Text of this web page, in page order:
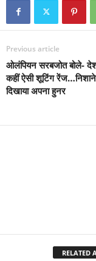
Previous article
ओलंपियन सरबजोत बोले-
कहीं ऐसी शूटिंग
दिखाया अपना हुनर
RELATED